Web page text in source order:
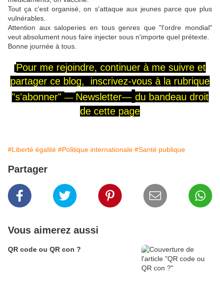
Tout ça c'est organisé, on s'attaque aux jeunes parce que plus
vulnérables.
Attention aux saloperies en tous genres que "l'ordre mondial"
veut absolument nous faire injecter sous n'importe quel prétexte.
Bonne journée à tous.
Pour me rejoindre, continuer à me suivre et
partager ce blog, inscrivez-vous à la rubrique
"s'abonner" — Newsletter— du bandeau droit
de cette page
#Liberté égalité #Politique internationale #Santé publique
Partager
Vous aimerez aussi
QR code ou QR con ?